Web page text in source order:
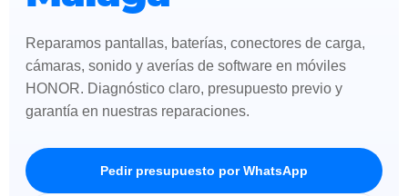
Reparamos pantallas, baterías, conectores de carga,
cámaras, sonido y averías de software en móviles
HONOR. Diagnóstico claro, presupuesto previo y
garantía en nuestras reparaciones.
Pedir presupuesto por WhatsApp